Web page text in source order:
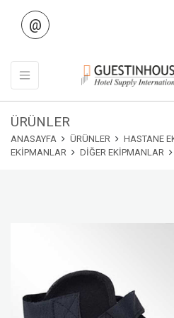
@
ÜRÜNLER
ANASAYFA ÜRÜNLER HASTANE
EKIPMANLAR
DIĞER EKIPMANLAR